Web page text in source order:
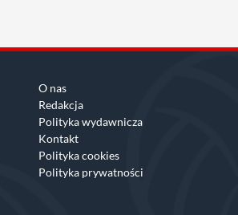
O nas
Redakcja
Polityka wydawnicza
Kontakt
Polityka cookies
Polityka prywatności